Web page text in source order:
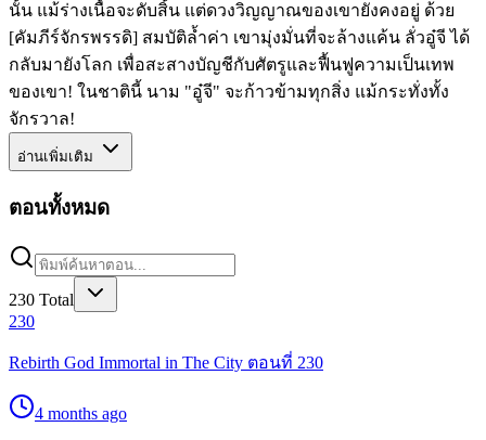
นั้น แม้ร่างเนื้อจะดับสิ้น แต่ดวงวิญญาณของเขายังคงอยู่ ด้วย
[คัมภีร์จักรพรรดิ] สมบัติล้ำค่า เขามุ่งมั่นที่จะล้างแค้น ลั่วอู๋จี ได้
กลับมายังโลก เพื่อสะสางบัญชีกับศัตรูและฟื้นฟูความเป็นเทพ
ของเขา! ในชาตินี้ นาม "อู๋จี" จะก้าวข้ามทุกสิ่ง แม้กระทั่งทั้ง
จักรวาล!
อ่านเพิ่มเติม
ตอนทั้งหมด
230 Total
230
Rebirth God Immortal in The City ตอนที่ 230
4 months ago